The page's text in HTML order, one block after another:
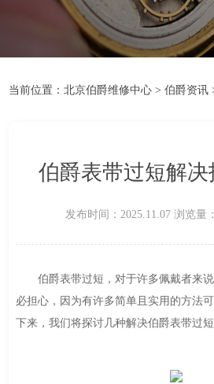
当前位置：北京伯爵维修中心 >伯爵资讯
伯爵表带过短解
发布时间：2025.11.07 浏览量：
伯爵表带过短，对于许多佩戴者来说
必担心，因为有许多简单且实用的方法
下来，我们将探讨几种解决伯爵表带过短